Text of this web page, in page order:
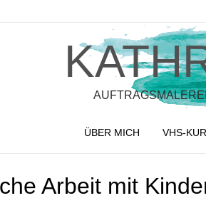
ÜBER MICH VHS-
Arbeit mit